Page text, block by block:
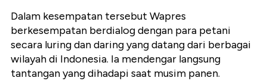
Dalam kesempatan tersebut Wapres
berkesempatan berdialog dengan para petani
secara luring dan daring yang datang dari berbagai
wilayah di Indonesia. Ia mendengar langsung
tantangan yang dihadapi saat musim panen.